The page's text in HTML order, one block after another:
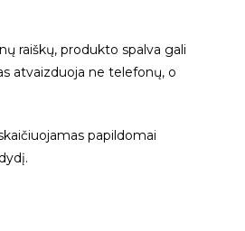
raiškų, produkto spalva gali
atvaizduoja ne telefonų, o
papildomai